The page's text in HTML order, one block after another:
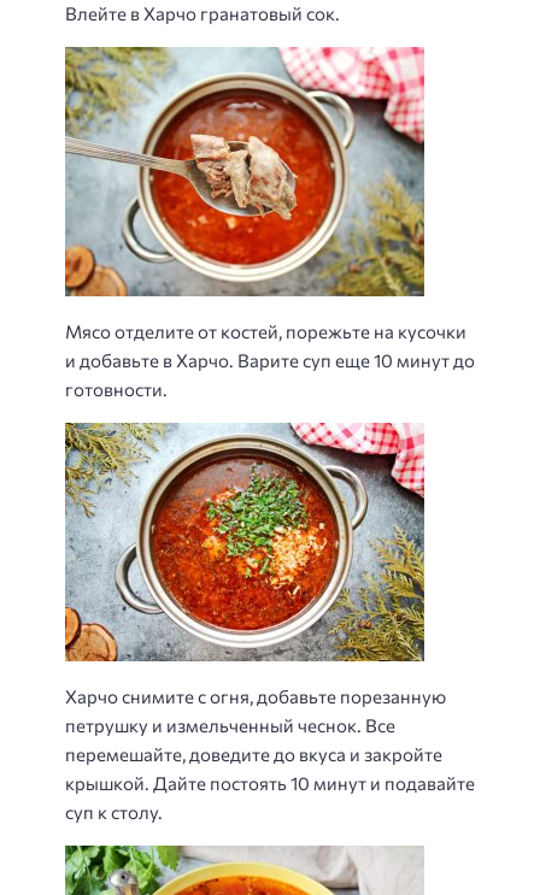
Влейте в Харчо гранатовый сок.
Мясо отделите от костей, порежьте на кусочки
и добавьте в Харчо. Варите суп еще 10 минут до
готовности.
Харчо снимите с огня, добавьте порезанную
петрушку и измельченный чеснок. Все
перемешайте, доведите до вкуса и закройте
крышкой. Дайте постоять 10 минут и подавайте
суп к столу.